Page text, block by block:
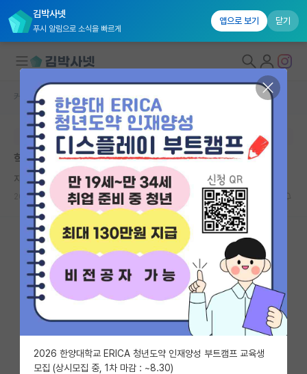
김박사넷
푸시 알림으로 소식을 빠르게
앱으로 보기 닫기
대학원생 모집
국내대학원 정보
연구실&오픈랩
커뮤니티
커뮤니티 홈
전체글보기
베스트 게시판
IF 명예의전당
자유 게시판(아무개랩)
미국 유학 게시판
커뮤니티 홈 자유 게시판(아무개랩)
본문이 수정되지 않는 박제글입니다.
학위 만드는 가장 쉬운 방법이 뭐임?
자상한 제인 오스틴
2024.04.05 11 5261
2026 한양대학교 ERICA 청년도약 인재양성 부트캠프 교육생
모집 (상시모집 중, 1차 마감 : ~8.30)